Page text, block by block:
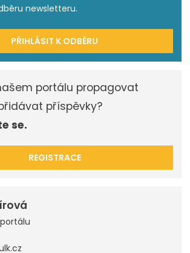
newsletteru.
PŘIHLÁSIT K ODBĚRU
portálu propagovat
příspěvky?
se.
REGISTRACE